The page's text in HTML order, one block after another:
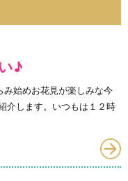
♪
み始めお花見が楽しみな今
介します。いつもは１２時